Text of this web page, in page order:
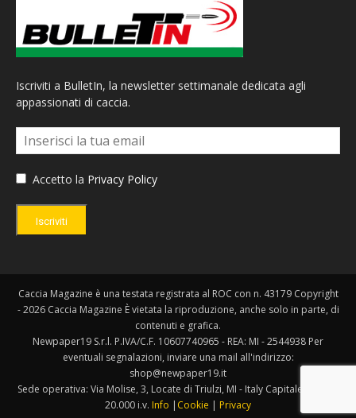
Iscriviti a BulletIn, la newsletter settimanale dedicata agli
appassionati di caccia.
Accetto la Privacy Policy
Iscriviti
Caccia Magazine è una testata registrata al ROC con n. 43179 Copyright
- 2026 Caccia Magazine È vietata la riproduzione, anche solo in parte, di
contenuti e grafica.
Newpaper19 S.r.l. P.IVA/C.F. 10607740965 - REA: MI - 2544938 Per
eventuali segnalazioni, inviare una mail all'indirizzo:
shop@newpaper19.it
Sede operativa: Via Molise, 3, Locate di Triulzi, MI - Italy Capitale Sociale:
20.000 i.v. Info | Cookie | Privacy